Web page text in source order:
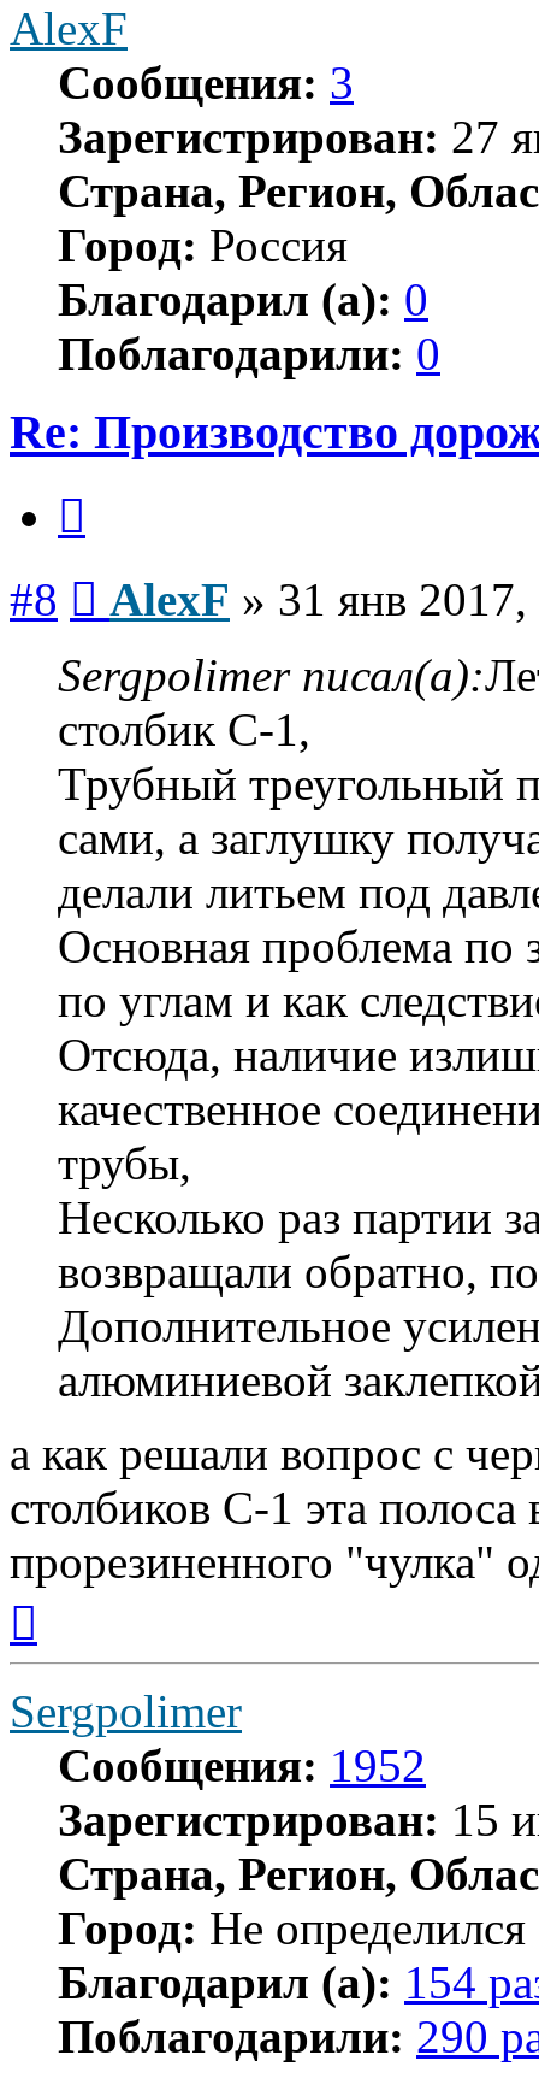
AlexF
Сообщения: 3
Зарегистрирован: 27
Страна, Регион,
Город: Россия
Благодарил (а): 0
Поблагодарили: 0
Re: Производство
#8 AlexF » 31 янв
Sergpolimer писал(а):
столбик С-1,
Трубный треугольный
сами, а заглушку
делали литьем под
Основная проблема по
по углам и как
Отсюда, наличие
качественное
трубы,
Несколько раз партии
возвращали обратно,
Дополнительное
алюминиевой
а как решали вопрос с
столбиков С-1 эта
прорезиненного "чулка"
началу
Sergpolimer
Сообщения: 1952
Зарегистрирован: 15
Страна, Регион,
Город: Не определился
Благодарил (а): 154
Поблагодарили: 290